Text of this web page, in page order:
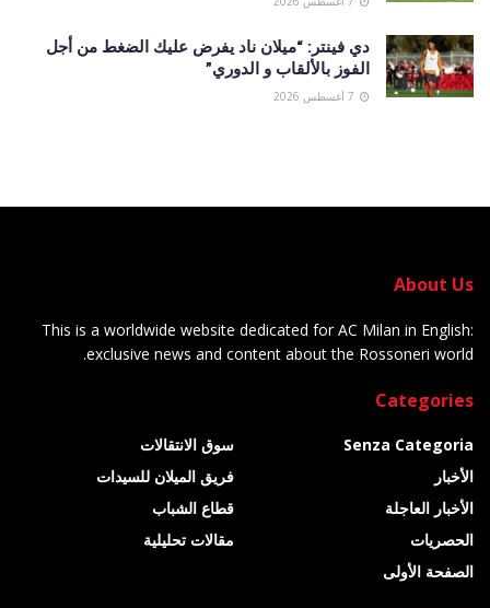
دي فينتر: “ميلان ناد يفرض عليك الضغط من أجل
الفوز بالألقاب و الدوري”
About Us
This is a worldwide website dedicated for AC Milan in English:
exclusive news and content about the Rossoneri world.
Categories
Senza Categoria
الأخبار
الأخبار العاجلة
الحصريات
الصفحة الأولى
سوق الانتقالات
فريق الميلان للسيدات
قطاع الشباب
مقالات تحليلية